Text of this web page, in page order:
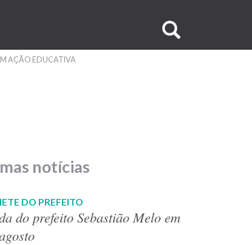
no
AÇÃO EDUCATIVA
notícias
DO PREFEITO
do prefeito Sebastião Melo em